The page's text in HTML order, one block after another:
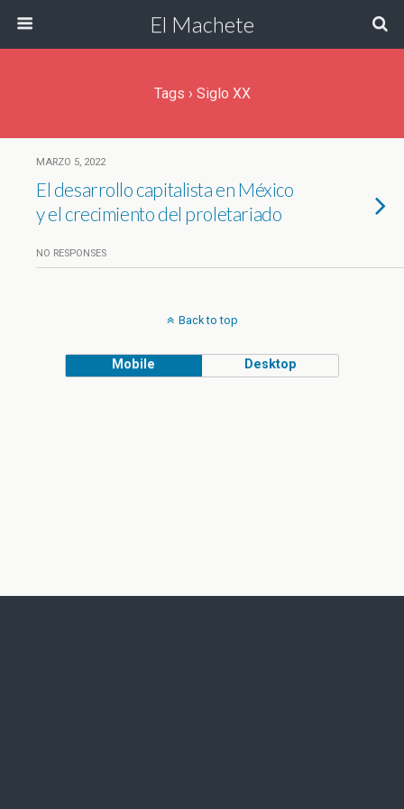
El Machete
Tags › Siglo XX
MARZO 5, 2022
El desarrollo capitalista en México
y el crecimiento del proletariado
NO RESPONSES
Back to top
Mobile Desktop